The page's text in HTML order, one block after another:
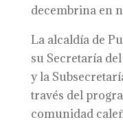
decembrina en
La alcaldía de
su Secretaría
y la
través del
comunidad